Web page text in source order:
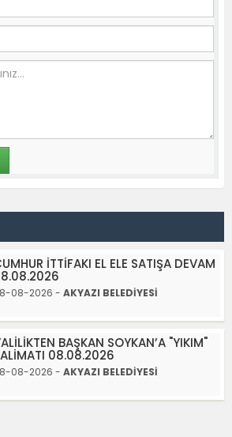
İTTİFAKI EL ELE SATIŞA DEVAM
08-2026 - AKYAZI BELEDİYESİ
BAŞKAN SOYKAN’A "YIKIM"
08.08.2026
08-2026 - AKYAZI BELEDİYESİ